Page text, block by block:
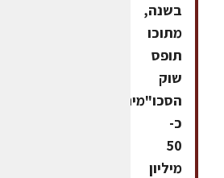
בשנה,
מתוכו
תופס
שוק
הסכו"מים
כ-
50
מיליון